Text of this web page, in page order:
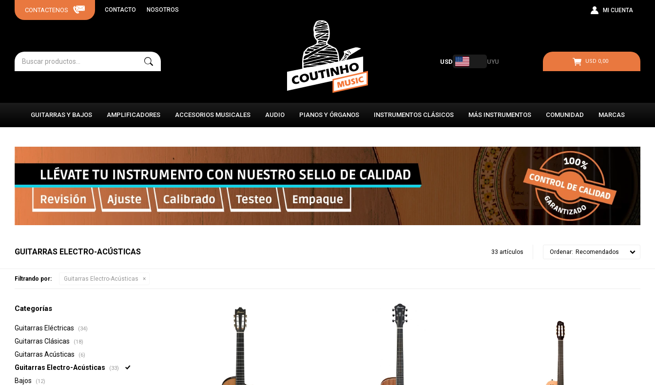
GUITARRAS Y BAJOS AMPLIFICADORES ACCESORIOS MUSICALES AUDIO PIANOS Y ÓRGANOS INSTRUMENTOS CLÁSICOS MÁS INSTRUMENTOS COMUNIDAD MARCAS
USD 0,00
USD UYU
CONTACTO NOSOTROS
GUITARRAS ELECTRO-ACÚSTICAS 33 artículos Recomendados
Filtrando por: Guitarras Electro-Acústicas
Categorías
Guitarras Eléctricas (34)
Guitarras Clásicas (18)
Guitarras Acústicas (6)
Guitarras Electro-Acústicas (33)
Bajos (12)